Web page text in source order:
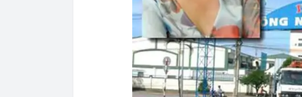
Từ tháng 9, đặc khu
phổ cập thứ tiếng 1,5
07:54
Phát hiện 3 loại cá
07:53
Hà Nội giao hơn 6,2ha
07:52
YeaH1 giải thể một